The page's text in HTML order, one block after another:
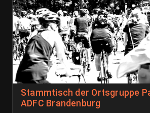
Stammtisch der Ortsgruppe
ADFC Brandenburg